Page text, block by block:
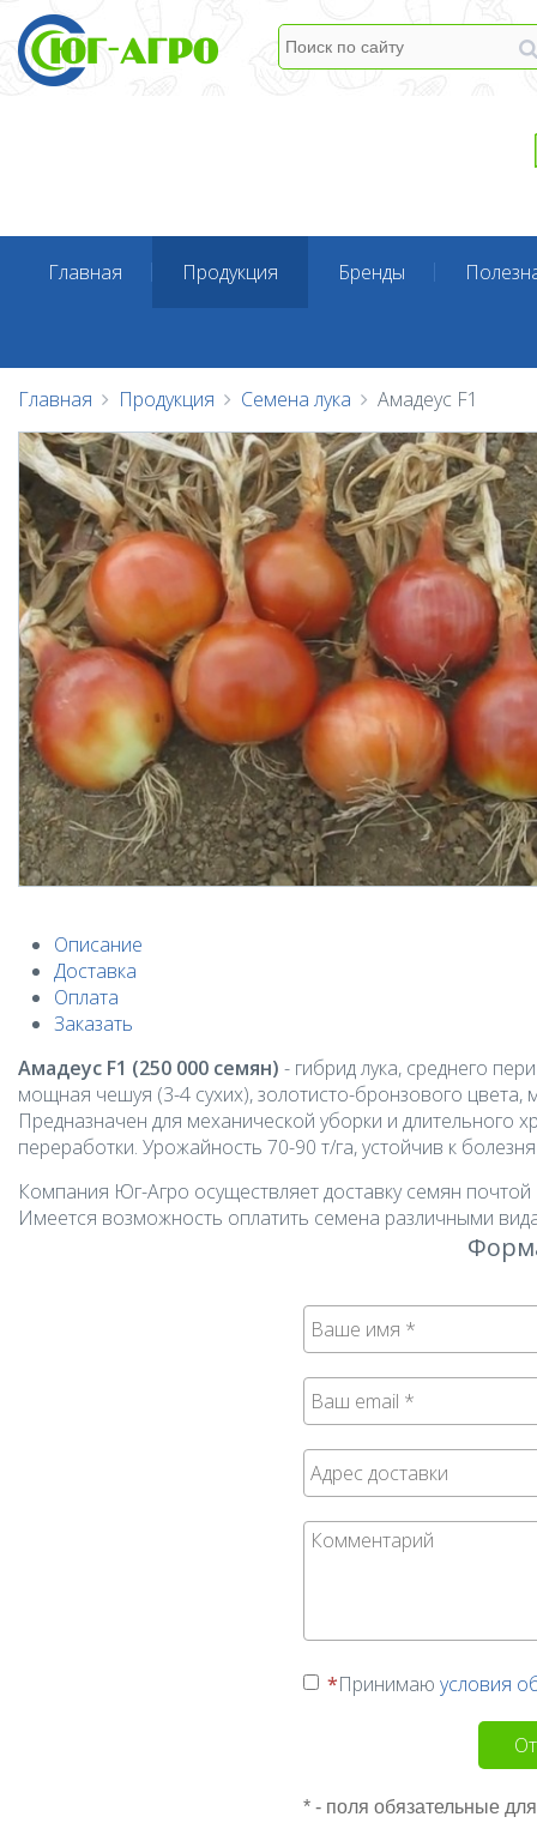
Главная Продукция Бренды
Главная Продукция Семена лука Амадеус F1
Описание
Доставка
Оплата
Заказать
Амадеус F1 (250 000 семян) - гибрид лука, среднего
мощная чешуя (3-4 сухих), золотисто-бронзового цвета,
Предназначен для механической уборки и длительного
переработки. Урожайность 70-90 т/га, устойчив к
Компания Юг-Агро осуществляет доставку семян
Имеется возможность оплатить семена различными
Принимаю условия
* - поля обязательные